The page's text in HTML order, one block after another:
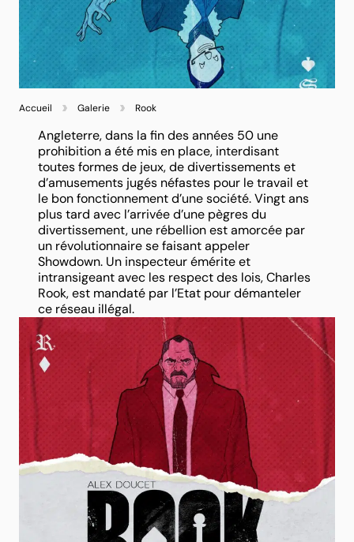
Accueil Galerie Rook
Angleterre, dans la fin des années 50 une
prohibition a été mis en place, interdisant
toutes formes de jeux, de divertissements et
d’amusements jugés néfastes pour le travail et
le bon fonctionnement d’une société. Vingt ans
plus tard avec l’arrivée d’une pègres du
divertissement, une rébellion est amorcée par
un révolutionnaire se faisant appeler
Showdown. Un inspecteur émérite et
intransigeant avec les respect des lois, Charles
Rook, est mandaté par l’Etat pour démanteler
ce réseau illégal.